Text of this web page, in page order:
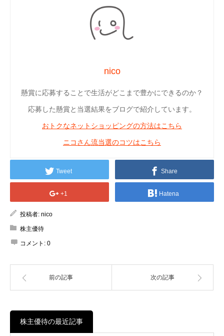
nico
懸賞に応募することで生活がどこまで豊かにできるのか？
応募した懸賞と当選結果をブログで紹介しています。
おトクなネットショッピングの方法はこちら
ニコさん流当選のコツはこちら
Tweet Share
+1 Hatena
投稿者: nico
株主優待
コメント: 0
前の記事 次の記事
株主優待の最近記事